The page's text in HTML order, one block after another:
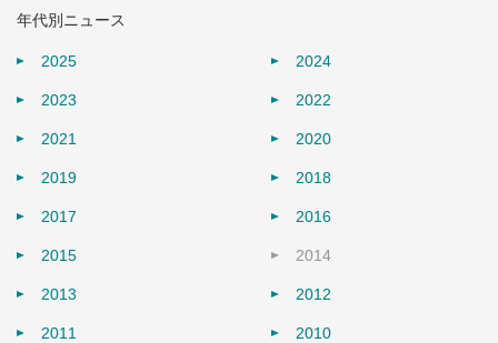
年代別ニュース
2025 2024
2023 2022
2021 2020
2019 2018
2017 2016
2015 2014
2013 2012
2011 2010